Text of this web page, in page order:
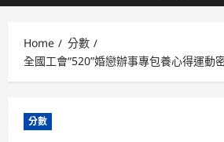
Home
分數
全國工會“520”婚戀辦事專包養心得運動
分數